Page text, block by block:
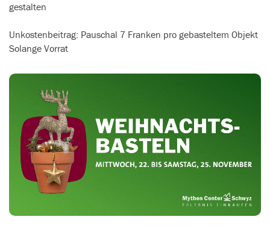
gestalten
Unkostenbeitrag: Pauschal 7 Franken pro gebasteltem Objekt
Solange Vorrat